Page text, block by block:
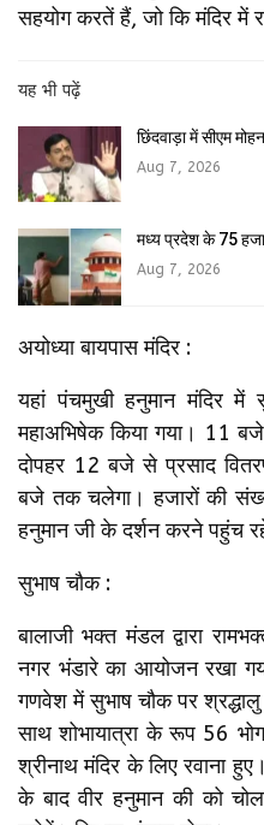
सहयोग करतें हैं, जो कि मंदिर में
यह भी पढ़ें
छिंदवाड़ा में सीएम
Aug 7, 2026
मध्य प्रदेश के 75
Aug 7, 2026
अयोध्या बायपास मंदिर :
यहां पंचमुखी हनुमान मंदिर
महाअभिषेक किया गया। 11
दोपहर 12 बजे से प्रसाद
बजे तक चलेगा। हजारों की
हनुमान जी के दर्शन करने पहुंच
सुभाष चौक :
बालाजी भक्त मंडल द्वारा
नगर भंडारे का आयोजन रखा
गणवेश में सुभाष चौक पर
साथ शोभायात्रा के रूप 56
श्रीनाथ मंदिर के लिए रवाना
के बाद वीर हनुमान की को